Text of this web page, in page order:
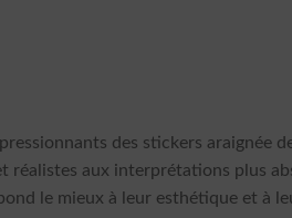
des stickers
réalistes aux interprétations plus
le mieux à leur esthétique et à